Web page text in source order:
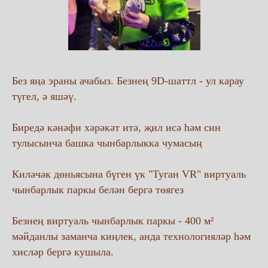
Без яңа эраны ачабыз. Безнең 9D-шаттл - ул карау
түгел, ә яшәү.
Биредә кәнәфи хәрәкәт итә, җил исә һәм син
тулысынча башка чынбарлыкка чумасың
Киләчәк дөньясына бүген үк "Туган VR" виртуаль
чынбарлык паркы белән бергә төягез
Безнең виртуаль чынбарлык паркы - 400 м²
мәйданлы заманча киңлек, анда технологияләр һәм
хисләр бергә кушыла.